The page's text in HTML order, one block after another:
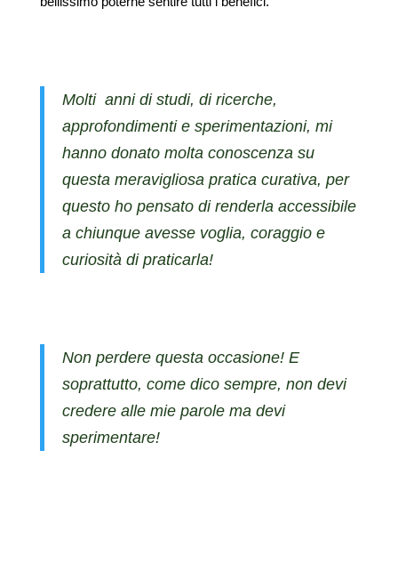
Molti anni di studi, di ricerche,
approfondimenti e sperimentazioni, mi
hanno donato molta conoscenza su
questa meravigliosa pratica curativa, per
questo ho pensato di renderla accessibile
a chiunque avesse voglia, coraggio e
curiosità di praticarla!
Non perdere questa occasione! E
soprattutto, come dico sempre, non devi
credere alle mie parole ma devi
sperimentare!